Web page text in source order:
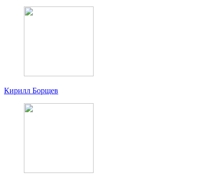
Кирилл Борщев